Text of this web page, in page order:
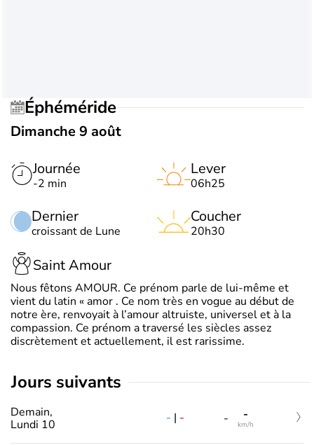
Éphéméride
Dimanche 9 août
Journée
-2 min
Dernier
croissant de Lune
Lever
06h25
Coucher
20h30
Saint Amour
Nous fêtons AMOUR. Ce prénom parle de lui-même et
vient du latin « amor . Ce nom très en vogue au début de
notre ère, renvoyait à l’amour altruiste, universel et à la
compassion. Ce prénom a traversé les siècles assez
discrètement et actuellement, il est rarissime.
jours suivants
Demain,
Lundi 10
- | - - -
km/h